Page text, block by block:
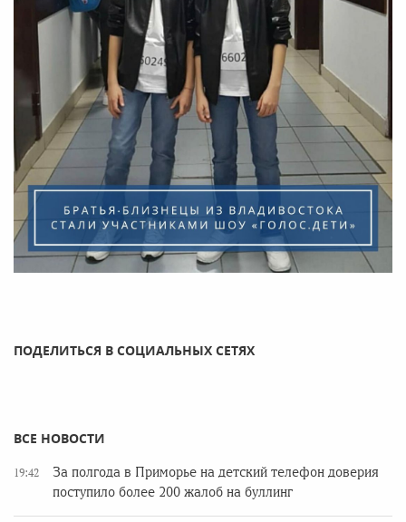
ПОДЕЛИТЬСЯ В СОЦИАЛЬНЫХ СЕТЯХ
ВСЕ НОВОСТИ
19:42
За полгода в Приморье на детский телефон доверия
поступило более 200 жалоб на буллинг